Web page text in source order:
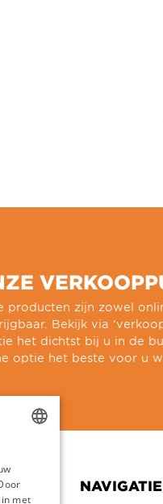
producten zijn zowel
Bekijk via
het dichtst bij u in de
optie het beste voor u
NAVIGATIE
met